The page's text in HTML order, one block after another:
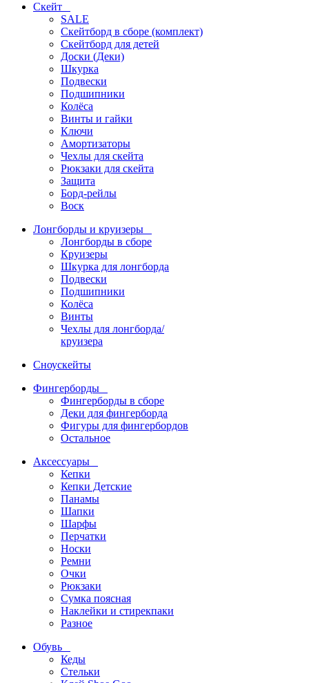
Скейт
SALE
Скейтборд в сборе (комплект)
Скейтборд для детей
Доски (Деки)
Шкурка
Подвески
Подшипники
Колёса
Винты и гайки
Ключи
Амортизаторы
Чехлы для скейта
Рюкзаки для скейта
Защита
Борд-рейлы
Воск
Лонгборды и круизеры
Лонгборды в сборе
Круизеры
Шкурка для лонгборда
Подвески
Подшипники
Колёса
Винты
Чехлы для лонгборда/
круизера
Сноускейты
Фингерборды
Фингерборды в сборе
Деки для фингерборда
Фигуры для фингербордов
Остальное
Аксессуары
Кепки
Кепки Детские
Панамы
Шапки
Шарфы
Перчатки
Носки
Ремни
Очки
Рюкзаки
Сумка поясная
Наклейки и стирекпаки
Разное
Обувь
Кеды
Стельки